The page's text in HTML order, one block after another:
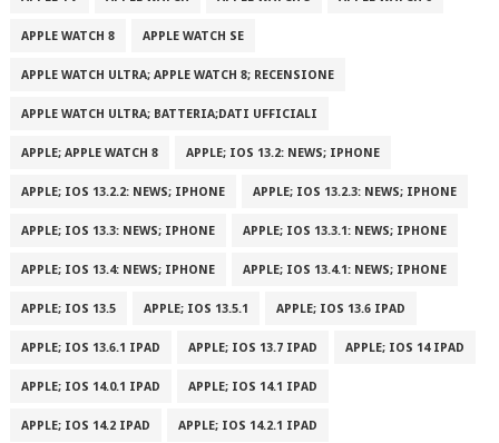
APPLE WATCH 8 APPLE WATCH SE
APPLE WATCH ULTRA; APPLE WATCH 8; RECENSIONE
APPLE WATCH ULTRA; BATTERIA;DATI UFFICIALI
APPLE; APPLE WATCH 8 APPLE; IOS 13.2: NEWS; IPHONE
APPLE; IOS 13.2.2: NEWS; IPHONE APPLE; IOS 13.2.3: NEWS; IPHONE
APPLE; IOS 13.3: NEWS; IPHONE APPLE; IOS 13.3.1: NEWS; IPHONE
APPLE; IOS 13.4: NEWS; IPHONE APPLE; IOS 13.4.1: NEWS; IPHONE
APPLE; IOS 13.5 APPLE; IOS 13.5.1 APPLE; IOS 13.6 IPAD
APPLE; IOS 13.6.1 IPAD APPLE; IOS 13.7 IPAD APPLE; IOS 14 IPAD
APPLE; IOS 14.0.1 IPAD APPLE; IOS 14.1 IPAD
APPLE; IOS 14.2 IPAD APPLE; IOS 14.2.1 IPAD